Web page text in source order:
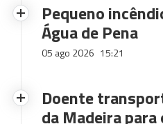
Pequeno
Água de Pena
05 ago 2026 15:21
Doente
da Madeira